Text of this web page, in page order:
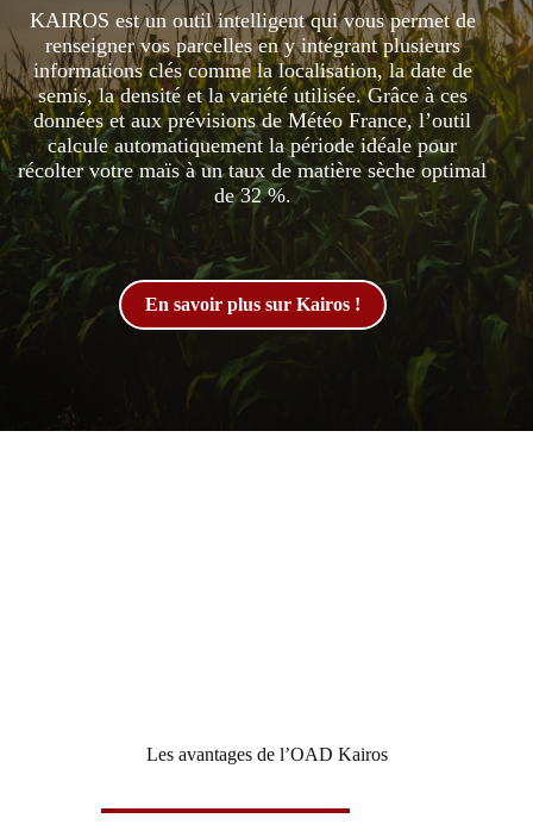
KAIROS est un outil intelligent qui vous permet de
renseigner vos parcelles en y intégrant plusieurs
informations clés comme la localisation, la date de
semis, la densité et la variété utilisée. Grâce à ces
données et aux prévisions de Météo France, l’outil
calcule automatiquement la période idéale pour
récolter votre maïs à un taux de matière sèche optimal
de 32 %.
En savoir plus sur Kairos !
Les avantages de l’OAD Kairos